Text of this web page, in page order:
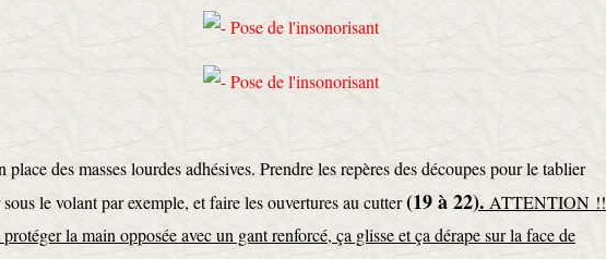
place des masses lourdes adhésives. Prendre les repères des découpes pour le tablier
le volant par exemple, et faire les ouvertures au cutter(19 à 22). ATTENTION !!
la main opposée avec un gant renforcé, ça glisse et ça dérape sur la face de